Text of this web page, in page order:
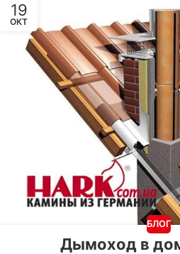
19
ОКТ
БЛОГ
Дымоход в